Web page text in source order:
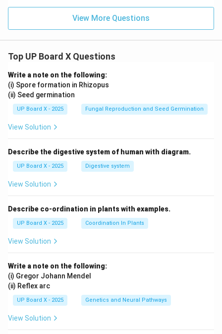
View More Questions
Top UP Board X Questions
Write a note on the following:
(i) Spore formation in Rhizopus
(ii) Seed germination
UP Board X - 2025 Fungal Reproduction and Seed Germination
View Solution
Describe the digestive system of human with diagram.
UP Board X - 2025 Digestive system
View Solution
Describe co-ordination in plants with examples.
UP Board X - 2025 Coordination In Plants
View Solution
Write a note on the following:
(i) Gregor Johann Mendel
(ii) Reflex arc
UP Board X - 2025 Genetics and Neural Pathways
View Solution